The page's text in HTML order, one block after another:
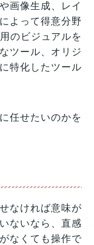
画像生成、レイ
よって得意分野
のビジュアルを
ツール、オリジ
特化したツール
任せたいのかを
なければ意味が
ないなら、直感
なくても操作で